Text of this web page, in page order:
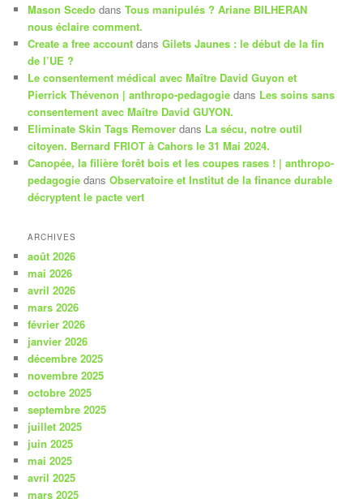
Mason Scedo dansTous manipulés ? Ariane BILHERAN
nous éclaire comment.
Create a free account dansGilets Jaunes : le début de la fin
de l’UE ?
Le consentement médical avec Maître David Guyon et
Pierrick Thévenon | anthropo-pedagogie dans Les soins sans
consentement avec Maître David GUYON.
Eliminate Skin Tags Remover dans La sécu, notre outil
citoyen. Bernard FRIOT à Cahors le 31 Mai 2024.
Canopée, la filière forêt bois et les coupes rases ! | anthropo-
pedagogie dansObservatoire et Institut de la finance durable
décryptent le pacte vert
ARCHIVES
août 2026
mai 2026
avril 2026
mars 2026
février 2026
janvier 2026
décembre 2025
novembre 2025
octobre 2025
septembre 2025
juillet 2025
juin 2025
mai 2025
avril 2025
mars 2025